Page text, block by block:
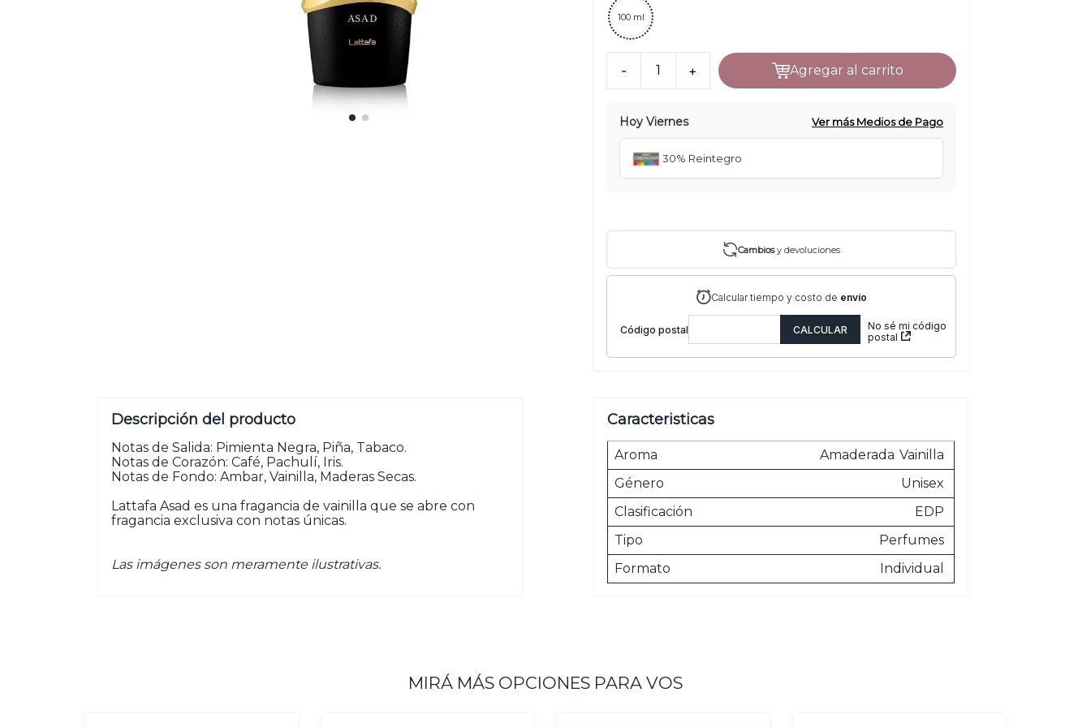
100 ml
- 1 + agregar al carrito
HoyViernes Ver más Medios de Pago
30% Reintegro
Cambiosy devoluciones
Calcular tiempo y costo de envío
Código postal
No sé mi código
postal
Descripción del producto
Notas de Salida: Pimienta Negra, Piña, Tabaco.
Notas de Corazón: Café, Pachulí, Iris.
Notas de Fondo: Ambar, Vainilla, Maderas Secas.
Lattafa Asad es una fragancia de vainilla que se abre con
fragancia exclusiva con notas únicas.
Las imágenes son meramente ilustrativas.
Caracteristicas
Aroma Amaderada Vainilla
Género
Unisex
Clasificación
EDP
Tipo
Perfumes
Formato
Individual
MIRÁ MÁS OPCIONES PARA VOS